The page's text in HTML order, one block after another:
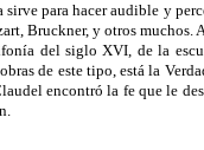
para hacer audible y
Bruckner, y otros muchos.
del siglo XVI, de la
de este tipo, está la
encontró la fe que le